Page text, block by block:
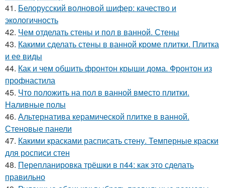
41. Белорусский волновой шифер: качество и
экологичность
42. Чем отделать стены и пол в ванной. Стены
43. Какими сделать стены в ванной кроме плитки. Плитка
и ее виды
44. Как и чем обшить фронтон крыши дома. Фронтон из
профнастила
45. Что положить на пол в ванной вместо плитки.
Наливные полы
46. Альтернатива керамической плитке в ванной.
Стеновые панели
47. Какими красками расписать стену. Темперные краски
для росписи стен
48. Перепланировка трёшки в п44: как это сделать
правильно